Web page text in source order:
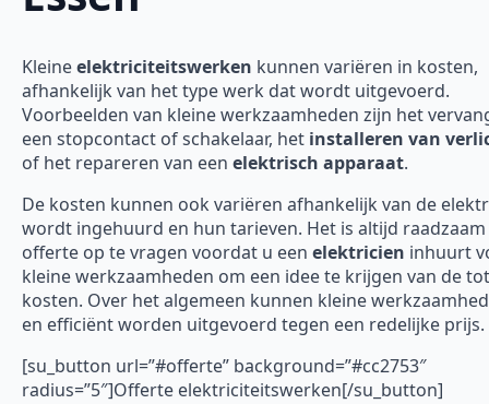
Kleineelektriciteitswerken kunnen variëren in kosten,
afhankelijk van het type werk dat wordt uitgevoerd.
Voorbeelden van kleine werkzaamheden zijn het
een stopcontact of schakelaar, het installeren van
of het repareren van een elektrisch apparaat.
De kosten kunnen ook variëren afhankelijk van de
wordt ingehuurd en hun tarieven. Het is altijd
offerte op te vragen voordat u een elektricien inhuurt
kleine werkzaamheden om een idee te krijgen van de
kosten. Over het algemeen kunnen kleine
en efficiënt worden uitgevoerd tegen een redelijke prijs.
[su_button url=”#offerte” background=”#cc2753″
radius=”5″]Offerte elektriciteitswerken[/su_button]